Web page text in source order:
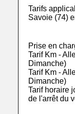
Tarifs
Savoie (74)
Prise en
Tarif Km -
Dimanche)
Tarif Km -
Dimanche)
Tarif horaire
de l'arrêt du